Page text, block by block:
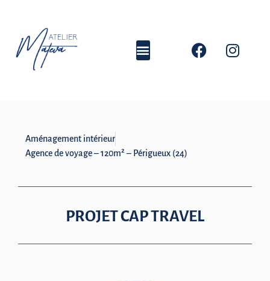
Aménagement intérieur
Agence de voyage – 120m² – Périgueux (24)
PROJET CAP TRAVEL